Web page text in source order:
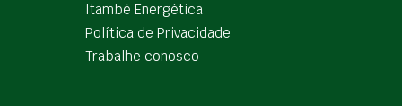
Itambé Energética
Política de Privacidade
Trabalhe conosco